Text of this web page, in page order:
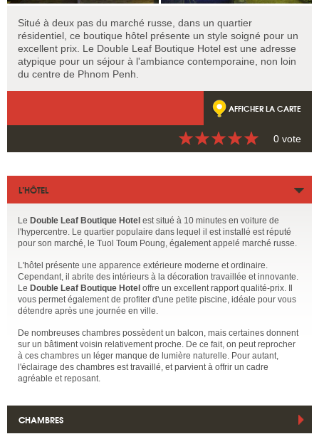
Situé à deux pas du marché russe, dans un quartier
résidentiel, ce boutique hôtel présente un style soigné pour un
excellent prix. Le Double Leaf Boutique Hotel est une adresse
atypique pour un séjour à l'ambiance contemporaine, non loin
du centre de Phnom Penh.
AFFICHER LA CARTE
0 vote
L’HÔTEL
Le Double Leaf Boutique Hotel est situé à 10 minutes en voiture de
l'hypercentre. Le quartier populaire dans lequel il est installé est réputé
pour son marché, le Tuol Toum Poung, également appelé marché russe.
L'hôtel présente une apparence extérieure moderne et ordinaire.
Cependant, il abrite des intérieurs à la décoration travaillée et innovante.
Le Double Leaf Boutique Hotel offre un excellent rapport qualité-prix. Il
vous permet également de profiter d'une petite piscine, idéale pour vous
détendre après une journée en ville.
De nombreuses chambres possèdent un balcon, mais certaines donnent
sur un bâtiment voisin relativement proche. De ce fait, on peut reprocher
à ces chambres un léger manque de lumière naturelle. Pour autant,
l'éclairage des chambres est travaillé, et parvient à offrir un cadre
agréable et reposant.
CHAMBRES